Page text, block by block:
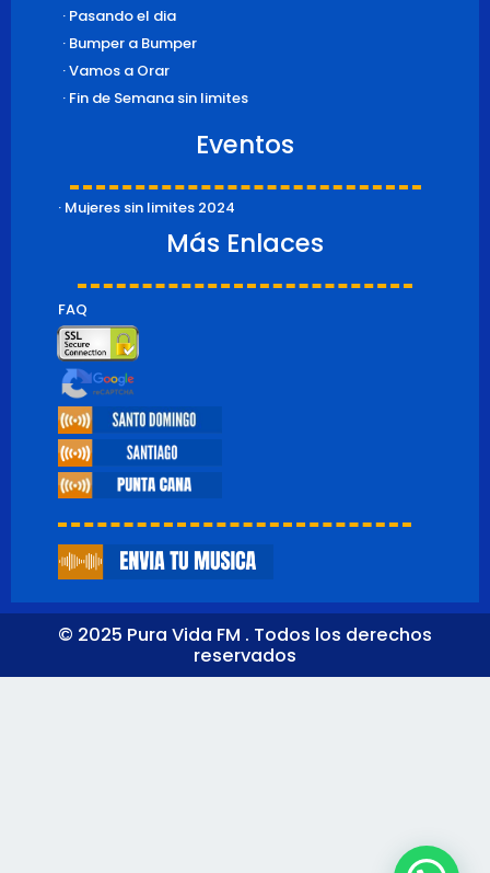
· Pasando el dia
· Bumper a Bumper
· Vamos a Orar
· Fin de Semana sin limites
Eventos
· Mujeres sin limites 2024
Más Enlaces
FAQ
© 2025 Pura Vida FM . Todos los derechos
reservados